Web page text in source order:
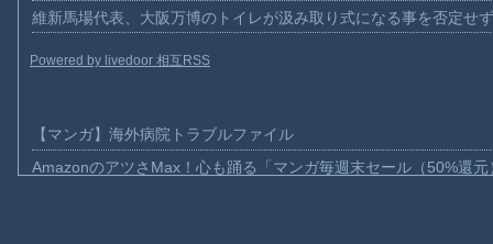
維新馬場代表、大阪万博のトイレが汲み取り式になる事を否定せ
Powered by livedoor 相互RSS
【マンガ】海外病院トラブルファイル
AmazonのアツさMax！心も踊る「マンガ毎週末セール（50%還